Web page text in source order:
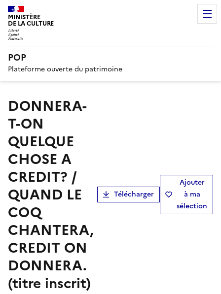
MINISTÈRE
DE LA CULTURE
POP
Plateforme ouverte du patrimoine
DONNERA-
T-ON
QUELQUE
CHOSE A
CREDIT? /
QUAND LE
COQ
CHANTERA,
CREDIT ON
DONNERA.
(titre inscrit)
Télécharger
Ajouter
à ma
sélection